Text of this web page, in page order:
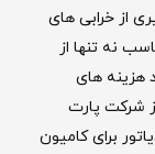
از خرابی های
نه تنها از
هزینه ‌های
شرکت پارت
برای کامیون